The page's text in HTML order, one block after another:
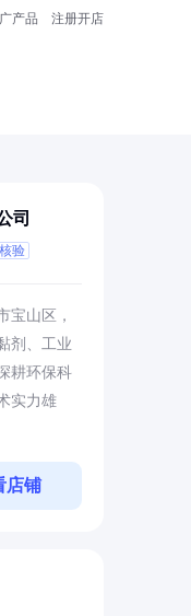
产品 注册开店
司
验
宝山区，
剂、工业
耕环保科
实力雄
店铺